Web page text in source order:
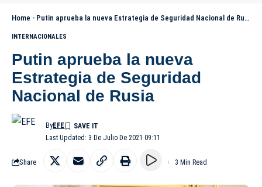
Home - Putin aprueba la nueva Estrategia de Seguridad Nacional de Rusia
INTERNACIONALES
Putin aprueba la nueva
Estrategia de Seguridad
Nacional de Rusia
Last Updated: 3 De Julio De 2021 09:11
ByEFE
Share 3 Min Read